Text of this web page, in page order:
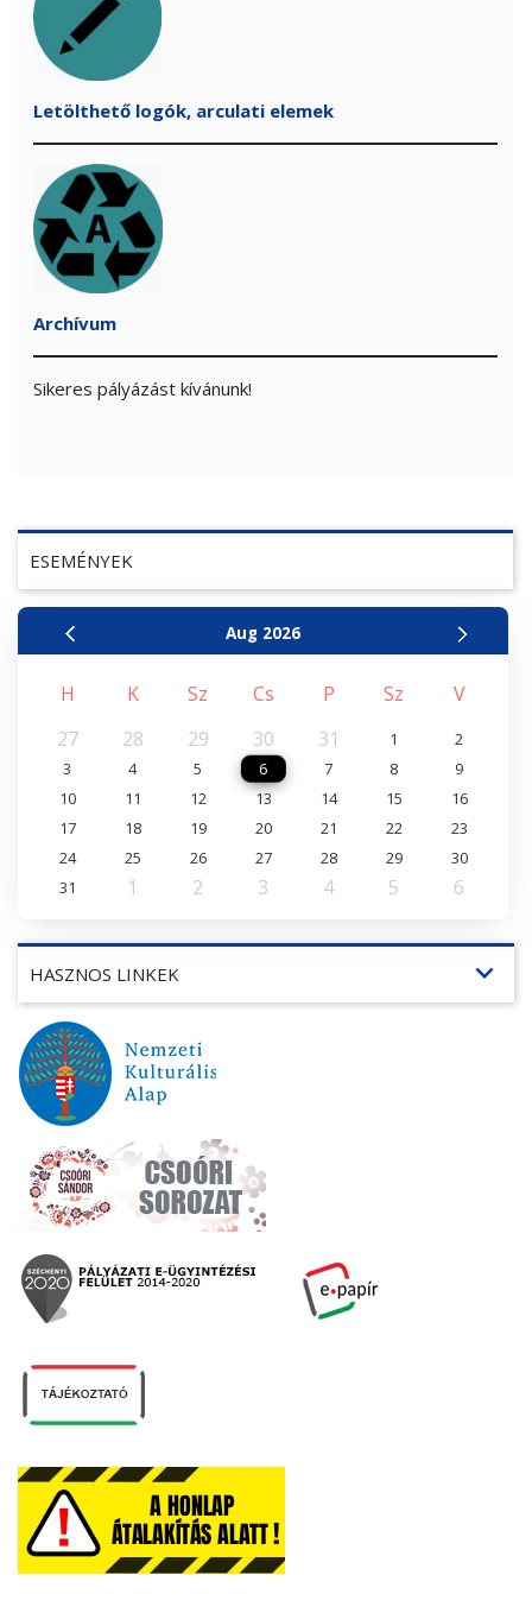
ESEMÉNYEK
Aug 2026
H K Sz Cs P Sz
V
27
28 29 30 31 1
2
3
4 5 6 7 8
9
10
11 12 13 14 15
16
17
18 19 20 21 22
23
24
25 26 27 28 29
30
31
1 2 3 4 5 6
HASZNOS LINKEK expand_more
Letölthető logók, arculati elemek
Archívum
Sikeres pályázást kívánunk!